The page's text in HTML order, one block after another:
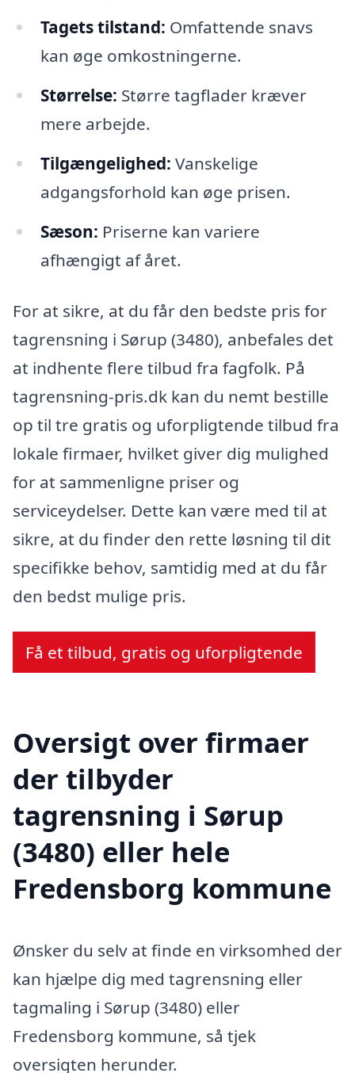
Tagets tilstand: Omfattende snavs
kan øge omkostningerne.
Størrelse: Større tagflader kræver
mere arbejde.
Tilgængelighed: Vanskelige
adgangsforhold kan øge prisen.
Sæson: Priserne kan variere
afhængigt af året.
For at sikre, at du får den bedste pris for
tagrensning i Sørup (3480), anbefales det
at indhente flere tilbud fra fagfolk. På
tagrensning-pris.dk kan du nemt bestille
op til tre gratis og uforpligtende tilbud fra
lokale firmaer, hvilket giver dig mulighed
for at sammenligne priser og
serviceydelser. Dette kan være med til at
sikre, at du finder den rette løsning til dit
specifikke behov, samtidig med at du får
den bedst mulige pris.
Få et tilbud, gratis og uforpligtende
Oversigt over firmaer
der tilbyder
tagrensning i Sørup
(3480) eller hele
Fredensborg kommune
Ønsker du selv at finde en virksomhed der
kan hjælpe dig med tagrensning eller
tagmaling i Sørup (3480) eller
Fredensborg kommune, så tjek
oversigten herunder.